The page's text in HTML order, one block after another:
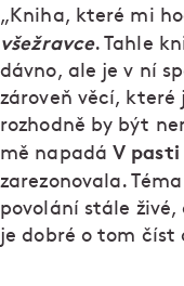
„Kniha, které mi
všežravce. Tahle
dávno, ale je v ní
zároveň věcí, které
rozhodně by být
mě napadáV
zarezonovala. Téma
povolání stále
je dobré o tom číst